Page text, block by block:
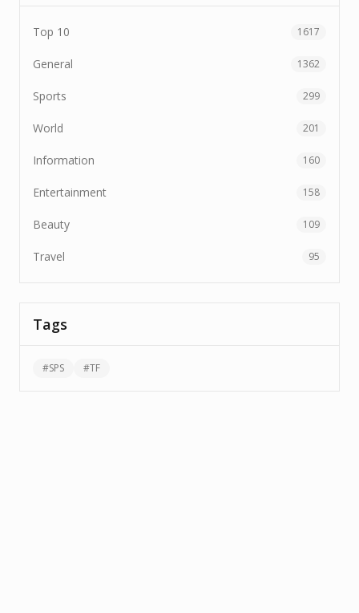
Top 10 1617
General 1362
Sports 299
World 201
Information 160
Entertainment 158
Beauty 109
Travel 95
Tags
#SPS #TF